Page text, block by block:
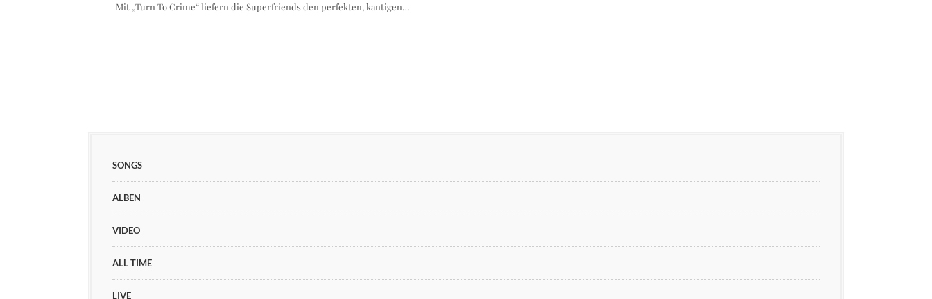
Mit „Turn To Crime“ liefern die Superfriends den perfekten, kantigen…
SONGS
ALBEN
VIDEO
ALL TIME
LIVE